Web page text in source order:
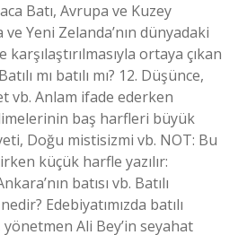
Batı, Avrupa ve Kuzey
Yeni Zelanda’nın dünyadaki
ortaya çıkan
mı batılı mı? 12. Düşünce,
vb. Anlam ifade ederken
baş harfleri büyük
Doğu mistisizmi vb. NOT: Bu
küçük harfle yazılır:
batısı vb. Batılı
Edebiyatımızda batılı
Ali Bey’in seyahat